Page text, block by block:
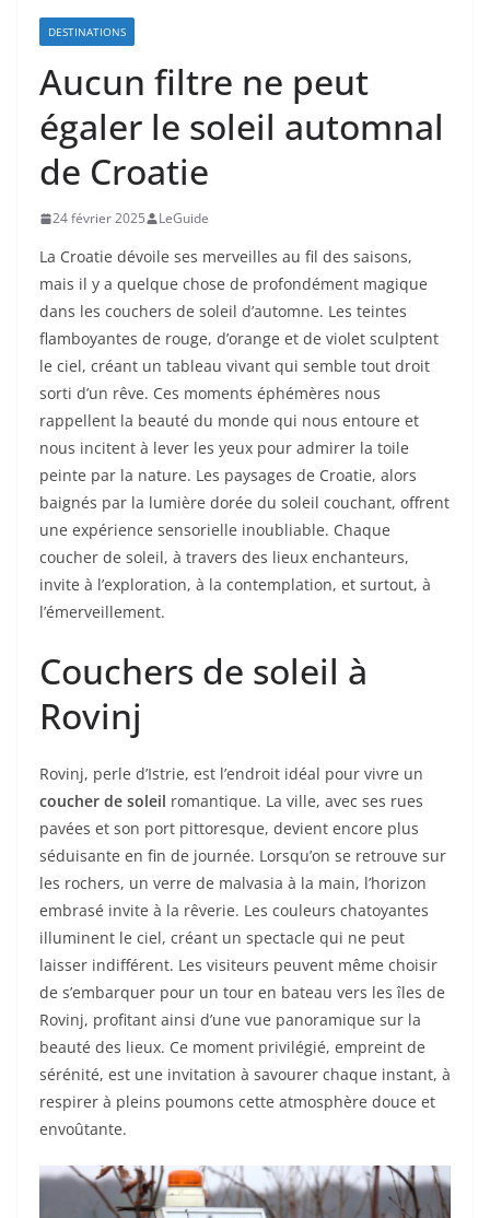
DESTINATIONS
Aucun filtre ne peut
égaler le soleil automnal
de Croatie
24 février 2025 LeGuide
La Croatie dévoile ses merveilles au fil des saisons,
mais il y a quelque chose de profondément magique
dans les couchers de soleil d’automne. Les teintes
flamboyantes de rouge, d’orange et de violet sculptent
le ciel, créant un tableau vivant qui semble tout droit
sorti d’un rêve. Ces moments éphémères nous
rappellent la beauté du monde qui nous entoure et
nous incitent à lever les yeux pour admirer la toile
peinte par la nature. Les paysages de Croatie, alors
baignés par la lumière dorée du soleil couchant, offrent
une expérience sensorielle inoubliable. Chaque
coucher de soleil, à travers des lieux enchanteurs,
invite à l’exploration, à la contemplation, et surtout, à
l’émerveillement.
Couchers de soleil à
Rovinj
Rovinj, perle d’Istrie, est l’endroit idéal pour vivre un
coucher de soleil romantique. La ville, avec ses rues
pavées et son port pittoresque, devient encore plus
séduisante en fin de journée. Lorsqu’on se retrouve sur
les rochers, un verre de malvasia à la main, l’horizon
embrasé invite à la rêverie. Les couleurs chatoyantes
illuminent le ciel, créant un spectacle qui ne peut
laisser indifférent. Les visiteurs peuvent même choisir
de s’embarquer pour un tour en bateau vers les îles de
Rovinj, profitant ainsi d’une vue panoramique sur la
beauté des lieux. Ce moment privilégié, empreint de
sérénité, est une invitation à savourer chaque instant, à
respirer à pleins poumons cette atmosphère douce et
envoûtante.